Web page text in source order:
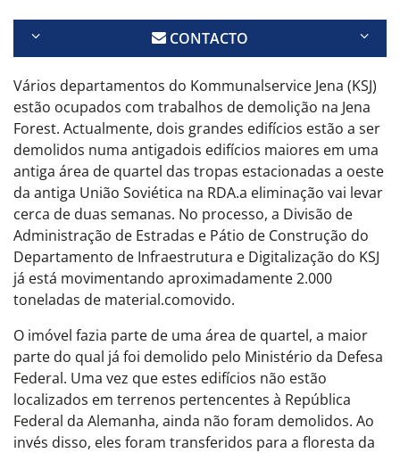
CONTACTO
Vários departamentos do Kommunalservice Jena (KSJ)
estão ocupados com trabalhos de demolição na Jena
Forest. Actualmente, dois grandes edifícios estão a ser
demolidos numa antigadois edifícios maiores em uma
antiga área de quartel das tropas estacionadas a oeste
da antiga União Soviética na RDA.a eliminação vai levar
cerca de duas semanas. No processo, a Divisão de
Administração de Estradas e Pátio de Construção do
Departamento de Infraestrutura e Digitalização do KSJ
já está movimentando aproximadamente 2.000
toneladas de material.comovido.
O imóvel fazia parte de uma área de quartel, a maior
parte do qual já foi demolido pelo Ministério da Defesa
Federal. Uma vez que estes edifícios não estão
localizados em terrenos pertencentes à República
Federal da Alemanha, ainda não foram demolidos. Ao
invés disso, eles foram transferidos para a floresta da